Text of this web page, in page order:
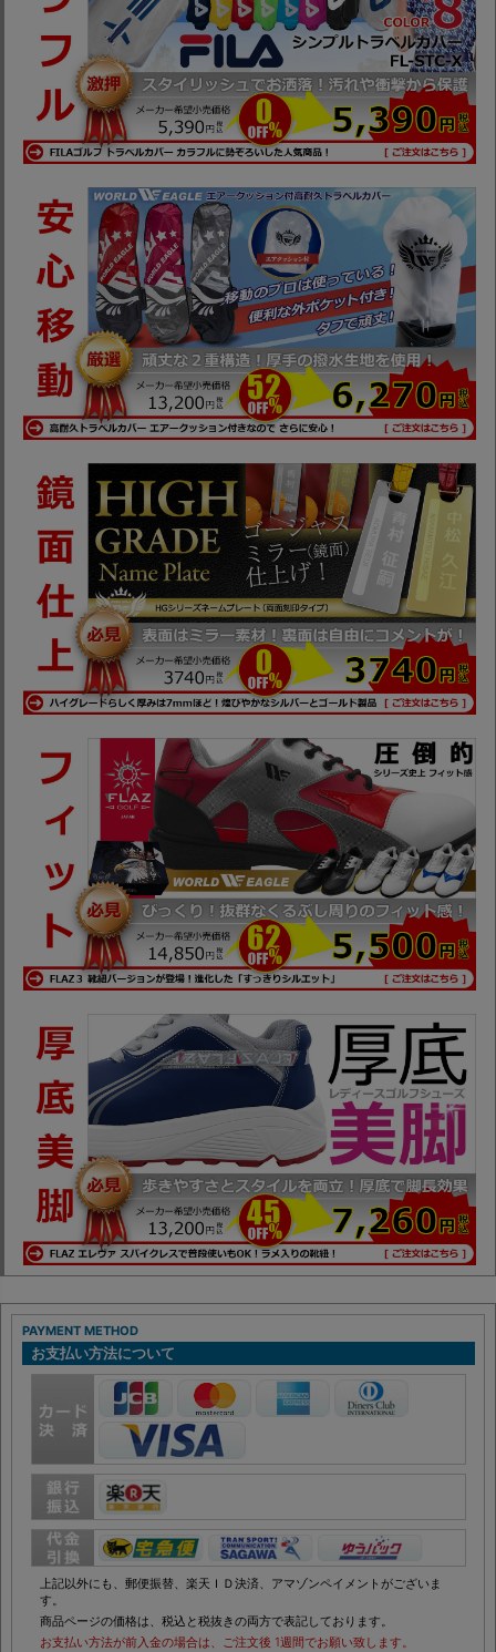
PAYMENT METHOD
お支払い方法について
上記以外にも、郵便振替、楽天ＩＤ決済、アマゾンペイメントがございま
す。
商品ページの価格は、税込と税抜きの両方で表記しております。
お支払い方法が前入金の場合は、ご注文後 1週間でお願い致します。